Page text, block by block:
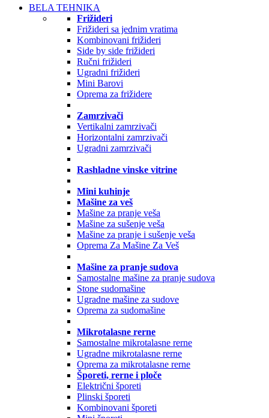
BELA TEHNIKA
Frižideri
Frižideri sa jednim vratima
Kombinovani frižideri
Side by side frižideri
Ručni frižideri
Ugradni frižideri
Mini Barovi
Oprema za frižidere
Zamrzivači
Vertikalni zamrzivači
Horizontalni zamrzivači
Ugradni zamrzivači
Rashladne vinske vitrine
Mini kuhinje
Mašine za veš
Mašine za pranje veša
Mašine za sušenje veša
Mašine za pranje i sušenje veša
Oprema Za Mašine Za Veš
Mašine za pranje sudova
Samostalne mašine za pranje sudova
Stone sudomašine
Ugradne mašine za sudove
Oprema za sudomašine
Mikrotalasne rerne
Samostalne mikrotalasne rerne
Ugradne mikrotalasne rerne
Oprema za mikrotalasne rerne
Šporeti, rerne i ploče
Električni šporeti
Plinski šporeti
Kombinovani šporeti